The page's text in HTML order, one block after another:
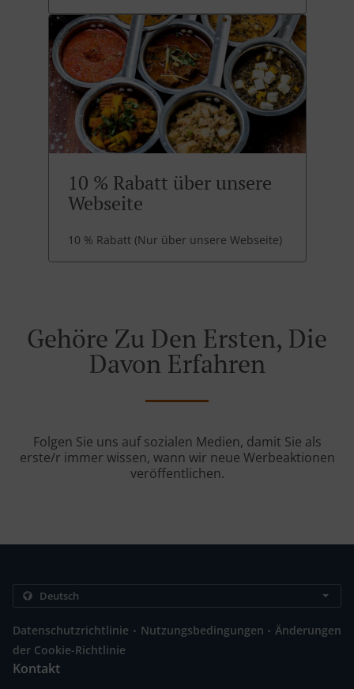
10 % Rabatt über unsere
Webseite
10 % Rabatt (Nur über unsere Webseite)
Gehöre Zu Den Ersten, Die
Davon Erfahren
Folgen Sie uns auf sozialen Medien, damit Sie als
erste/r immer wissen, wann wir neue Werbeaktionen
veröffentlichen.
Datenschutzrichtlinie . Nutzungsbedingungen . Änderungen
der Cookie-Richtlinie
Kontakt